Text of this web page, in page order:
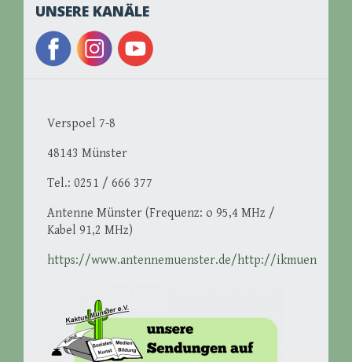
UNSERE KANÄLE
Verspoel 7-8
48143 Münster
Tel.: 0251 / 666 377
Antenne Münster (Frequenz: o 95,4 MHz /
Kabel 91,2 MHz)
https://www.antennemuenster.de/http://